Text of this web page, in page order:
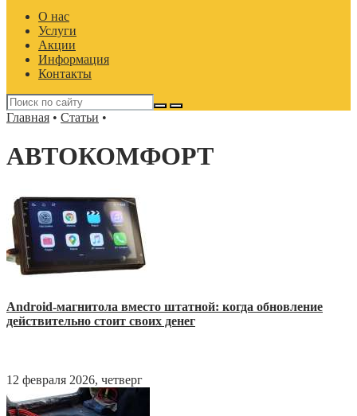
О нас
Услуги
Акции
Информация
Контакты
Главная • Статьи •
АВТОКОМФОРТ
Android-магнитола вместо штатной: когда обновление
действительно стоит своих денег
12 февраля 2026, четверг